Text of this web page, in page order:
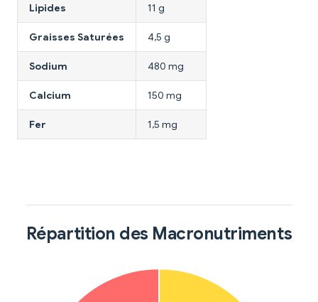
Lipides 11 g
Graisses Saturées 4,5 g
Sodium 480 mg
Calcium 150 mg
Fer 1,5 mg
Répartition des Macronutriments